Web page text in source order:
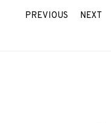
PREVIOUS NEXT